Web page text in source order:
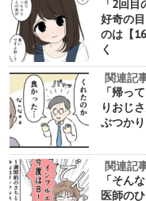
「2回
好奇の
のは【
く
関連記
「帰っ
りおじ
ぶつか
関連記
「そん
医師の